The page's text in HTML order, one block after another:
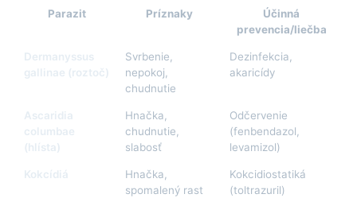
Parazit Príznaky
Účinná
prevencia/liečba
Dermanyssus
gallinae (roztoč)
Svrbenie,
nepokoj,
chudnutie
Dezinfekcia,
akaricídy
Ascaridia
columbae
(hlísta)
Hnačka,
chudnutie,
slabosť
Odčervenie
(fenbendazol,
levamizol)
Kokcídiá
Hnačka,
spomalený rast
Kokcidiostatiká
(toltrazuril)